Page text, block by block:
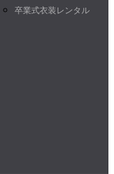
卒業式衣装レンタル